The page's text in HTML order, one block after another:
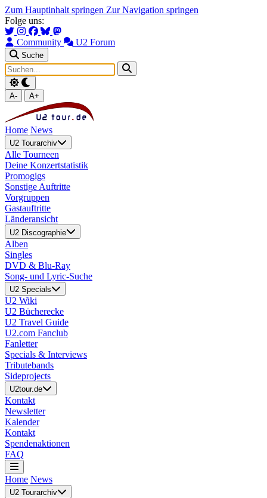
Zum Hauptinhalt springen Zur Navigation springen
Folge uns:
Community U2 Forum
Suche
A- A+
Home News
U2 Tourarchiv
Alle Tourneen
Deine Konzertstatistik
Promogigs
Sonstige Auftritte
Vorgruppen
Gastauftritte
Länderansicht
U2 Discographie
Alben
Singles
DVD & Blu-Ray
Song- und Lyric-Suche
U2 Specials
U2 Wiki
U2 Bücherecke
U2 Travel Guide
U2.com Fanclub
Fanletter
Specials & Interviews
Tributebands
Sideprojects
U2tour.de
Kontakt
Newsletter
Kalender
Kontakt
Spendenaktionen
FAQ
Home News
U2 Tourarchiv